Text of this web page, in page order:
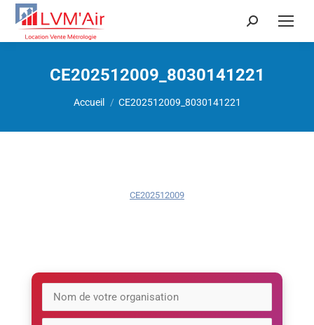
Recherche
CE202512009_8030141221
Accueil CE202512009_8030141221
CE202512009